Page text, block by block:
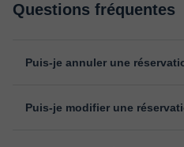
Questions fréquentes
Puis-je annuler une
le début du cours, en indiquant la
Puis-je modifier une